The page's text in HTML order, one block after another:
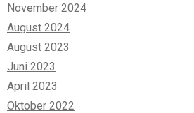
November 2024
August 2024
August 2023
Juni 2023
April 2023
Oktober 2022